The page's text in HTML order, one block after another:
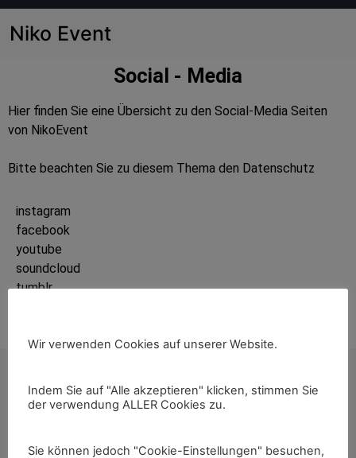
Niko Event
Social - Media
Hier finden Sie eine Übersicht zu den Social-Media Seiten
von NikoEvent
Bitte beachten Sie zu diesem Thema den Datenschutz
instagram
facebook
youtube
soundcloud
tumblr
Wir verwenden Cookies auf unserer Website.
Indem Sie auf "Alle akzeptieren" klicken, stimmen Sie
der verwendung ALLER Cookies zu.
Sie können jedoch "Cookie-Einstellungen" besuchen,